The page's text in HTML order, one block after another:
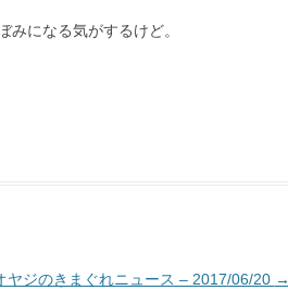
になる気がするけど。
ヤジのきまぐれニュース – 2017/06/20 →